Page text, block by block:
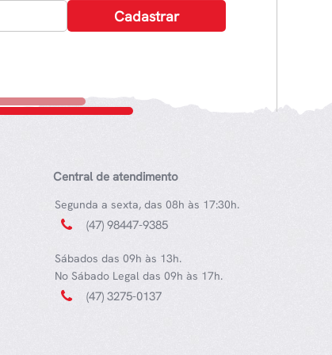
Central de atendimento
Segunda a sexta, das 08h às 17:30h.
(47) 98447-9385
Sábados das 09h às 13h.
No Sábado Legal das 09h às 17h.
(47) 3275-0137